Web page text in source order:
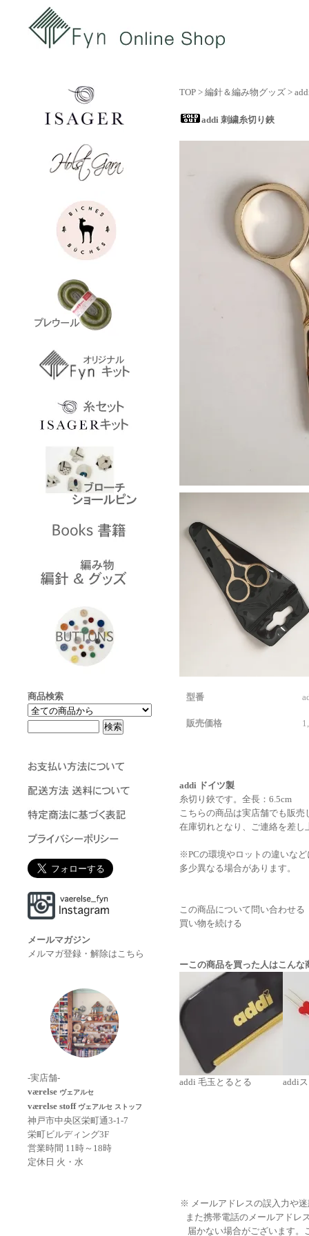
商品検索
メールマガジン
メルマガ登録・解除はこちら
-実店舗-
værelse ヴェアルセ
værelse stoff ヴェアルセ ストッフ
神戸市中央区栄町通3-1-7
栄町ビルディング3F
営業時間 11時～18時
定休日 火・水
TOP > 編針＆編み物グッズ >
addi 刺繍糸切り鋏
型番
販売価格
addi ドイツ製
糸切り鋏です。全長：6.5cm
こちらの商品は実店舗でも販
在庫切れとなり、ご連絡を差し
※PCの環境やロットの違いな
多少異なる場合があります。
この商品について問い合わせる
買い物を続ける
ーこの商品を買った人はこんな
addi 毛玉とるとる addi
※ メールアドレスの誤入力や
また携帯電話のメールアドレ
届かない場合がございます。